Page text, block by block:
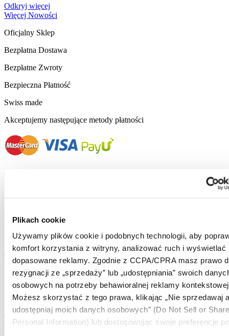
Plikach cookie
Używamy plików cookie i podobnych technologii, aby
komfort korzystania z witryny, analizować ruch i wyświetlać
dopasowane reklamy. Zgodnie z CCPA/CPRA masz prawo
rezygnacji ze „sprzedaży” lub „udostępniania” swoich
osobowych na potrzeby behawioralnej reklamy
Możesz skorzystać z tego prawa, klikając „Nie sprzedawaj
udostępniaj moich danych osobowych” (Do Not Sell or
Personal Information) lub dostosowując swoje preferencje
Odkryj więcej
Więcej Nowości
Oficjalny Sklep
Bezpłatna Dostawa
Bezpłatne Zwroty
Bezpieczna Płatność
Swiss made
Akceptujemy następujące metody płatności
Footer column 1
Salonik prasowy
Nowości i wydarzenia
Footer column 2
Zegarki męskie
Zegarki damskie
Wszystkie zegarki
Footer column 3